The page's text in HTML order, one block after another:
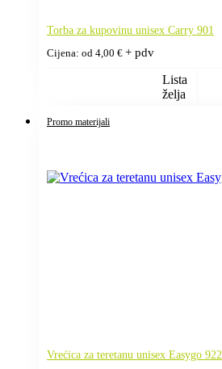
Torba za kupovinu unisex Carry 901
Cijena: od 4,00 € + pdv
Lista
želja
Promo materijali
Vrećica za teretanu unisex Easygo 922